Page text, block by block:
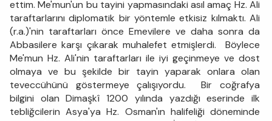
ettim. Me'mun'un bu tayini yapmasındaki asıl amaç Hz. Ali
taraftarlarını diplomatik bir yöntemle etkisiz kılmaktı. Ali
(r.a.)'nin taraftarları önce Emevilere ve daha sonra da
Abbasilere karşı çıkarak muhalefet etmişlerdi. Böylece
Me'mun Hz. Ali'nin taraftarları ile iyi geçinmeye ve dost
olmaya ve bu şekilde bir tayin yaparak onlara olan
teveccühünü göstermeye çalışıyordu. Bir coğrafya
bilgini olan Dimaşkî 1200 yılında yazdığı eserinde ilk
tebliğcilerin Asya'ya Hz. Osman'ın halifeliği döneminde